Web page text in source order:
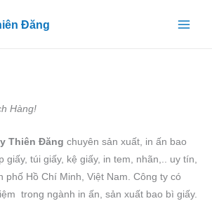
Đăng
Hàng!
Thiên Đăng chuyên sản xuất, in ấn bao
giấy, túi giấy, kệ giấy, in tem, nhãn,.. uy tín,
phố Hồ Chí Minh, Việt Nam. Công ty có
trong ngành in ấn, sản xuất bao bì giấy.